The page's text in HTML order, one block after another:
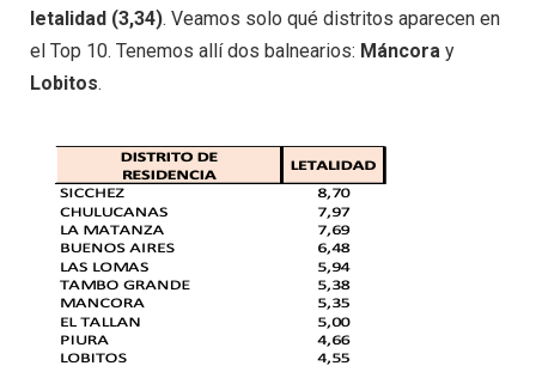
letalidad (3,34). Veamos solo qué distritos aparecen en
el Top 10. Tenemos allí dos balnearios: Máncora y
Lobitos.